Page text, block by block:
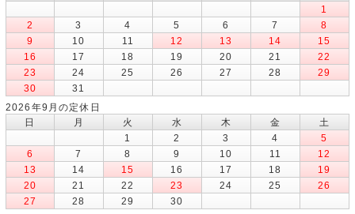
1
2
3 4 5 6 7
8
9
10 11 12 13 14
15
16
17 18 19 20 21
22
23
24 25 26 27 28
29
30
31
2026年9月の定休日
日
月 火 水 木 金
土
1
2 3 4
5
6
7 8 9 10 11
12
13
14 15 16 17 18
19
20
21 22 23 24 25
26
27
28 29
30